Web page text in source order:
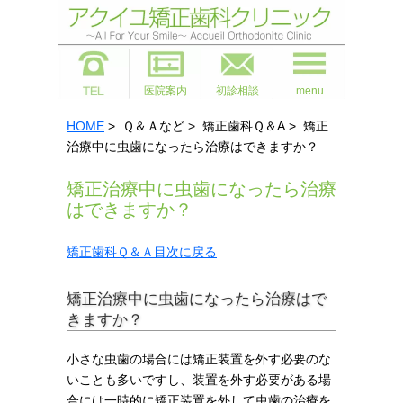
医院案内 初診相談 menu
HOME > Ｑ＆Ａなど > 矯正歯科Ｑ＆A > 矯正
治療中に虫歯になったら治療はできますか？
矯正治療中に虫歯になったら治療
はできますか？
矯正歯科Ｑ＆Ａ目次に戻る
矯正治療中に虫歯になったら治療はで
きますか？
小さな虫歯の場合には矯正装置を外す必要のな
いことも多いですし、装置を外す必要がある場